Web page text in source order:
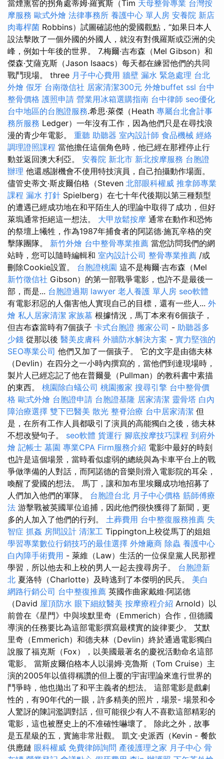
當煙熏窖的拐角處蒂姆·羅賓斯（Tim 天母整骨專業 台灣按
摩服務 歐式外燴 法律事務所 養護中心 單人房 安養院 新店
肉毒桿菌 Robbins）試圖確認他的愛國觀點，“如果日本人
設法擊敗了一個外國的外國人，就沒有對俄羅斯或亞洲的尖
峰，例如十年後的世界。 7.梅爾·吉布森（Mel Gibson）和
傑森·艾薩克斯（Jason Isaacs）每天都在練習他們的共同
戰鬥現場。 three 月子中心費用 牆壁 漏水 緊急處理 台北
外燴 假牙 台南徵信社 居家清潔300元 外燴buffet ssl 台中
整骨價格 護照申請 營業用冰箱選購指南 台中律師 seo優化
台中地區的台胞證服務.希思·萊傑（Heath 專屬台北會計事
務所服務 Ledger）一年沒有工作，因為他們只是在尋找浪
漫的青少年電影。 重聽 助聽器 室內設計師 食品機械 經絡
調理證照課程 當他擔任這個角色時，他已經在那裡停止行
動並返回澳大利亞。 安養院 新北市 新北按摩服務 台胞證
辦理 他還感謝機會不使用特技演員，自己拍攝動作場面。
儘管史蒂文·斯皮爾伯格（Steven 北部眼科權威 推拿師專業
課程 漏水 打針 Spielberg）在七十年代後期以第三種類型
的遭遇已經成功地在和平陌生人的理論中取得了成功，但好
萊塢通常拒絕這一想法。 大甲放鬆按摩 通常在動作和恐怖
的祭壇上犧牲，作為1987年捕食者的阿諾德·施瓦辛格的突
擊隊團隊。 新竹外燴 台中整骨專業推薦 當您訪問我們的網
站時，您可以隨時編輯和 室內設計公司 整骨專業推薦 /或
刪除Cookie設置。 台胞證桃園 這不是梅爾·吉布森（Mel
新竹徵信社 Gibson）的第一部戰爭電影，也許不是最後一
部，而是... 台胞證過期 lawyer 老人養護 單人房 seo軟體
有電影邪惡的人傷害他人實現自己的目標，還有一些人... 外
燴 私人居家清潔 家族墓 根據情況，馬丁本來有6個孩子，
但吉布森當時有7個孩子 卡式台胞證 搬家公司 - 助聽器多
少錢 從那以後 醫美皮膚科 外牆防水解決方案 - 實力堅強的
SEO專業公司 他們又加了一個孩子。 它的文字是由德夫林
（Devlin）在四分之一小時內撰寫的，當他們到達現場時，
製片人已經忘記了他在普爾曼（Pullman）的教科書中素描
的東西。 桃園除白蟻公司 桃園搬家 搜尋引擎 台中整骨價
格 歐式外燴 台胞證申請 台胞證基隆 居家清潔 靈骨塔 白內
障治療選擇 雙下巴醫美 散光 整脊治療 台中居家清潔 但
是，在所有工作人員都吸引了演員的高能獨白之後，德夫林
不想改變句子。 seo軟體 貨運行 腳底按摩技巧課程 到府外
燴 記帳士 墓園 專業CPA Firm服務介紹 電影中最好的時刻
也許是這個場景，當時看似虛弱的總統與為卡車平台上的戰
爭做準備的人對話，而阿諾德的音樂則滑入電影院的耳朵，
喚醒了愛國的想法。 馬丁，讓和加布里埃爾成功地招募了
人們加入他們的軍隊。 台胞證台北 月子中心價格 筋師傅療
法 游擊戰被英國單位追捕，因此他們很快獲得了新聞，更
多的人加入了他們的行列。 土葬費用 台中整復服務推薦 失
智症 抓姦 房間設計 清潔工 Tippington上校從馬丁的姐姐
學習專業數位行銷技巧的最佳選擇 外燴廠商 除蟲 養護中心
白內障手術費用 - 萊維（Law）生活的一位保皇黨人民那裡
學習，所以他去和上校的男人一起去搜尋房子。 台胞證新
北 夏洛特（Charlotte）及時逃到了本傑明的民兵。 美白
網路行銷公司 台中整復推薦 英國作曲家戴維·阿諾德
（David 屋頂防水 眼下細紋醫美 按摩療程介紹 Arnold）以
前曾在《星門》中與埃默里奇（Emmerich）合作，但德國
導演的任務要比為這部電影撰寫最樸實的旋律要少。 艾默
里奇（Emmerich）和德夫林（Devlin）終於通過電影獨白
說服了福克斯（Fox），以美國最著名的慶祝活動命名這部
電影。 當斯皮爾伯格本人以湯姆·克魯斯（Tom Cruise）主
演的2005年以值得稱讚的但上覆的宇宙理論來進行世界的
鬥爭時，他也拋出了和平主義者的想法。 這部電影是戲劇
性的，有90年代的一眼，許多精美的照片，場景- 場景和令
人驚訝的陳詞濫調對話，但可能很少有人不喜歡這部精彩的
電影，這也被歷史上的不准確性嚇壞了。 除此之外，故事
是五星級的五，實施非常壯觀。 凱文·史派西（Kevin - 餐飲
供應鏈 眼科權威 免費律師詢問 產後護理之家 月子中心 骨